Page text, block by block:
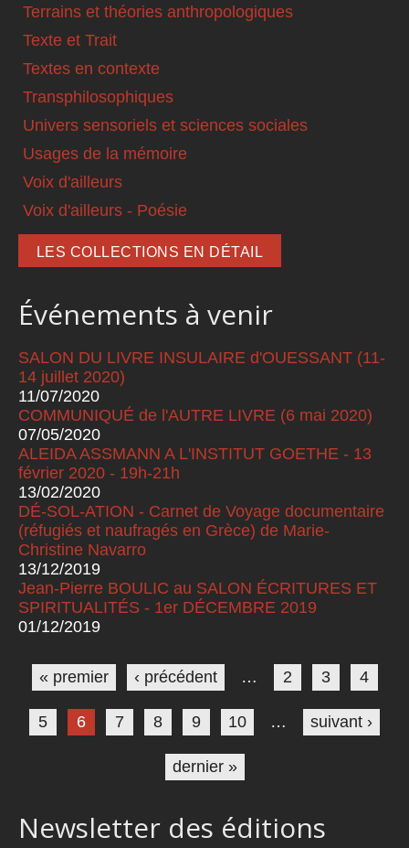
Terrains et théories anthropologiques
Texte et Trait
Textes en contexte
Transphilosophiques
Univers sensoriels et sciences sociales
Usages de la mémoire
Voix d'ailleurs
Voix d'ailleurs - Poésie
LES COLLECTIONS EN DÉTAIL
Événements à venir
SALON DU LIVRE INSULAIRE d'OUESSANT (11-
14 juillet 2020)
11/07/2020
COMMUNIQUÉ de l'AUTRE LIVRE (6 mai 2020)
07/05/2020
ALEIDA ASSMANN A L'INSTITUT GOETHE - 13
février 2020 - 19h-21h
13/02/2020
DÉ-SOL-ATION - Carnet de Voyage documentaire
(réfugiés et naufragés en Grèce) de Marie-
Christine Navarro
13/12/2019
Jean-Pierre BOULIC au SALON ÉCRITURES ET
SPIRITUALITÉS - 1er DÉCEMBRE 2019
01/12/2019
Pages
« premier ‹ précédent … 2 3 4
5 6 7 8 9 10 … suivant ›
dernier »
Newsletter des éditions